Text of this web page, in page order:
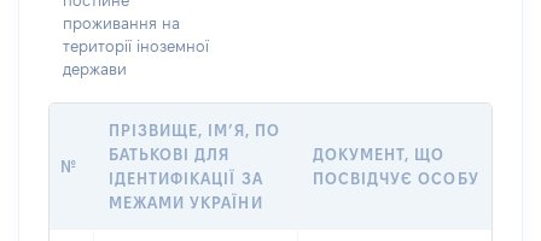
проживання на
території іноземної
держави
№
ПРІЗВИЩЕ, ІМ’Я, ПО
БАТЬКОВІ ДЛЯ
ІДЕНТИФІКАЦІЇ ЗА
МЕЖАМИ УКРАЇНИ
ДОКУМЕНТ, ЩО
ПОСВІДЧУЄ ОСОБУ